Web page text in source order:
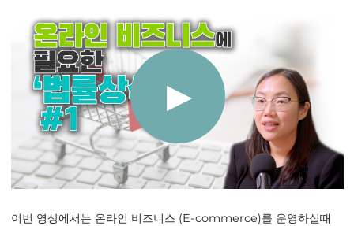
이번 영상에서는 온라인 비즈니스 (E-commerce)를 운영하실때